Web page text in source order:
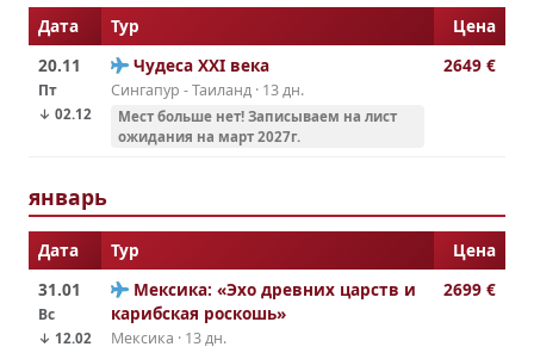
Дата Тур
Цена
20.11
Пт
↓ 02.12
Чудеса ХХI века
Сингапур - Таиланд · 13 дн.
Мест больше нет! Записываем на лист
ожидания на март 2027г.
2649 €
январь
Дата Тур
Цена
31.01
Вс
↓ 12.02
Мексика: «Эхо древних царств и
карибская роскошь»
Мексика · 13 дн.
2699 €